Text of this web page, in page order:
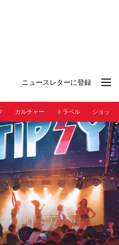
ニュースレターに登録
カルチャー トラベル ショッピ